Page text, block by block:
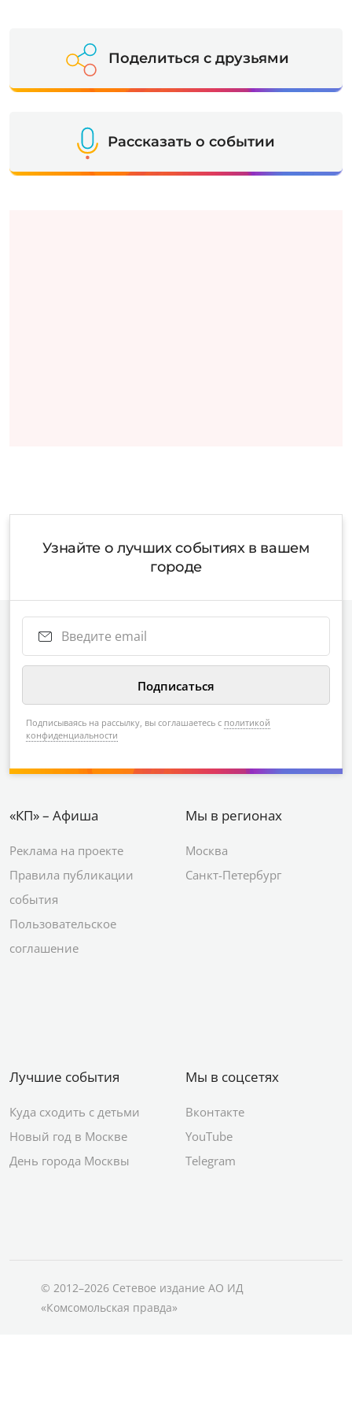
Поделиться с друзьями
Рассказать о событии
Узнайте о лучших событиях в вашем
городе
Подписываясь на рассылку, вы соглашаетесь с политикой
конфиденциальности
«КП» – Афиша
Реклама на проекте
Правила публикации
события
Пользовательское
соглашение
Мы в регионах
Москва
Санкт-Петербург
Лучшие события
Куда сходить с детьми
Новый год в Москве
День города Москвы
Мы в соцсетях
Вконтакте
YouTube
Telegram
© 2012–2026 Сетевое издание АО ИД
«Комсомольская правда»